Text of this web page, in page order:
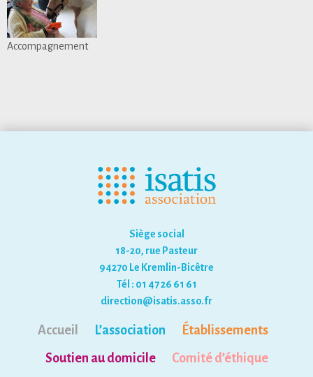
Accompagnement
Siège social
18-20, rue Pasteur
94270 Le Kremlin-Bicêtre
Tél : 01 47 26 61 61
direction@isatis.asso.fr
Accueil L’association
Établissements
Soutien au domicile
Comité d’éthique